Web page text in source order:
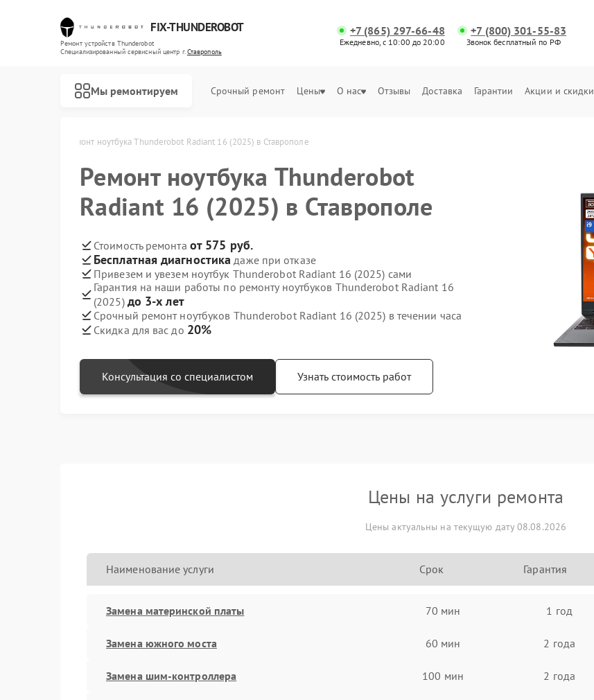
FIX-THUNDEROBOT
Ремонт устройств Thunderobot
Специализированный cервисный центр г.Ставрополь
+7 (865) 297-66-48
Ежедневно, с 10:00 до 20:00
+7 (800) 301-55-83
Звонок бесплатный по РФ
Мы ремонтируем Срочный ремонт Цены О нас Отзывы Доставка Гарантии Акции и скидки
Ремонт ноутбука Thunderobot Radiant 16 (2025) в Ставрополе
Ремонт ноутбука Thunderobot
Radiant 16 (2025) в Ставрополе
Стоимость ремонта от 575 руб.
Бесплатная диагностика даже при отказе
Привезем и увезем ноутбук Thunderobot Radiant 16 (2025) сами
Гарантия на наши работы по ремонту ноутбуков Thunderobot Radiant 16
(2025) до 3-х лет
Срочный ремонт ноутбуков Thunderobot Radiant 16 (2025) в течении часа
Скидка для вас до 20%
Консультация со специалистом Узнать стоимость работ
Цены на услуги ремонта
Цены актуальны на текущую дату 08.08.2026
Наименование услуги Срок Гарантия
Замена материнской платы 70 мин 1 год
Замена южного моста 60 мин 2 года
Замена шим-контроллера 100 мин 2 года